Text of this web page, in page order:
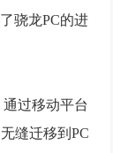
骁龙PC的进
过移动平台
缝迁移到PC